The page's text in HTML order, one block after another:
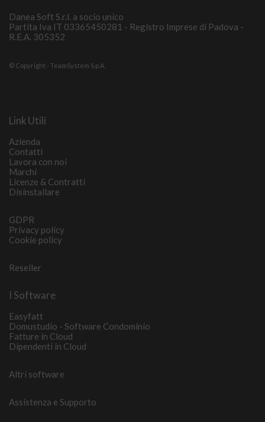
Danea Soft S.r.l. a socio unico
Partita Iva IT 03365450281 - Registro Imprese di Padova -
R.E.A. 305352
© Copyright - TeamSystem S.p.A.
Link Utili
Azienda
Contatti
Lavora con noi
Marchi
Licenze & Contratti
Disinstallare
GDPR
Privacy policy
Cookie policy
Reseller
I Software
Easyfatt
Domustudio - Software Condominio
Fatture in Cloud
Dipendenti in Cloud
Altri software
Assistenza e Supporto